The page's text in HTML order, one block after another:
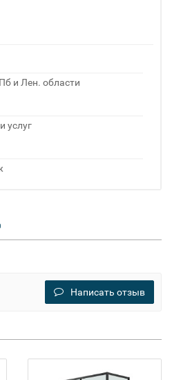
и Лен. области
услуг
Написать отзыв